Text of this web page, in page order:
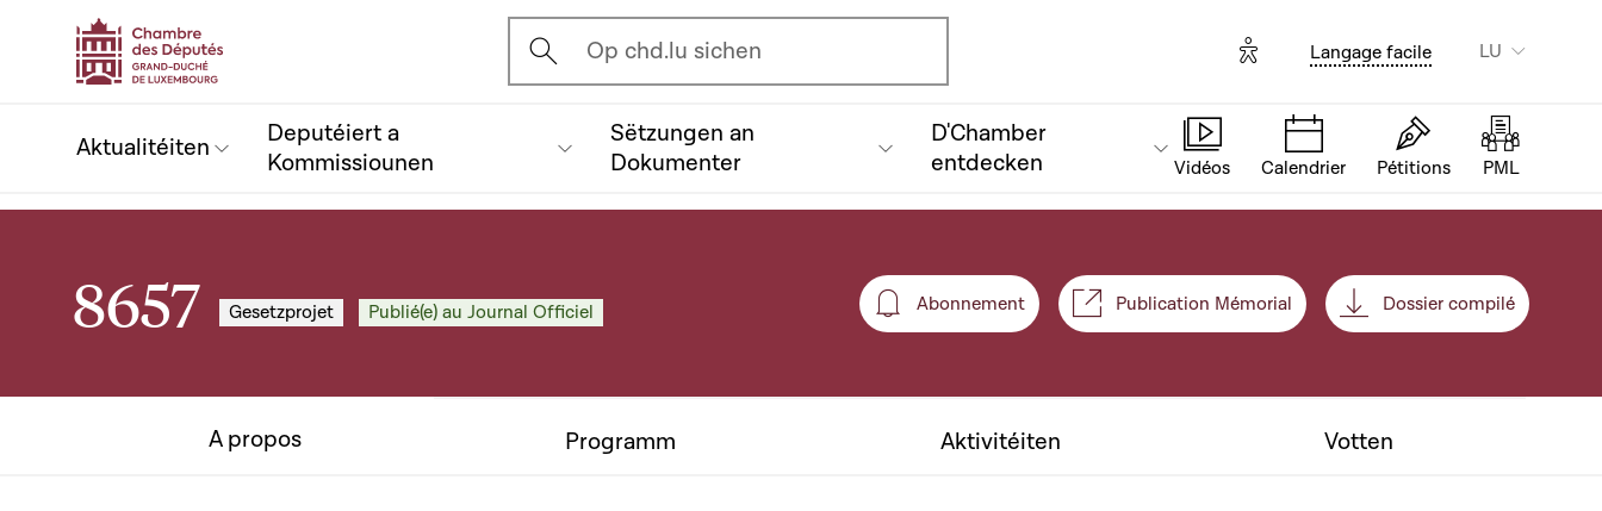
Ouvrir l'écran de recherche
Op chd.lu sichen Options d'accessibilité
Langage facile LU
Aktualitéiten
Deputéiert a
Kommissiounen
Sëtzungen an
Dokumenter
D'Chamber
entdecken
Vidéos Calendrier Pétitions PML
8657 Gesetzprojet Publié(e) au Journal Officiel Abonnement
Abonnement Publication Mémorial Dossier compilé
A propos Programm Aktivitéiten Votten